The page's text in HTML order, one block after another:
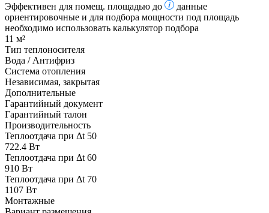
Эффективен для помещ. площадью до
данные
ориентировочные и для подбора мощности под площадь
необходимо использовать калькулятор подбора
11 м²
Тип теплоносителя
Вода / Антифриз
Система отопления
Независимая, закрытая
Дополнительные
Гарантийный документ
Гарантийный талон
Производительность
Теплоотдача при Δt 50
722.4 Вт
Теплоотдача при Δt 60
910 Вт
Теплоотдача при Δt 70
1107 Вт
Монтажные